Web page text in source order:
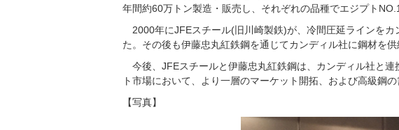
年間約60万トン製造・販売し、それぞれの品種でエジプト
2000年にJFEスチール(旧川崎製鉄)が、冷間圧延ラインを
た。その後も伊藤忠丸紅鉄鋼を通じてカンディル社に鋼材を
今後、JFEスチールと伊藤忠丸紅鉄鋼は、カンディル社と
ト市場において、より一層のマーケット開拓、および高級鋼
【写真】